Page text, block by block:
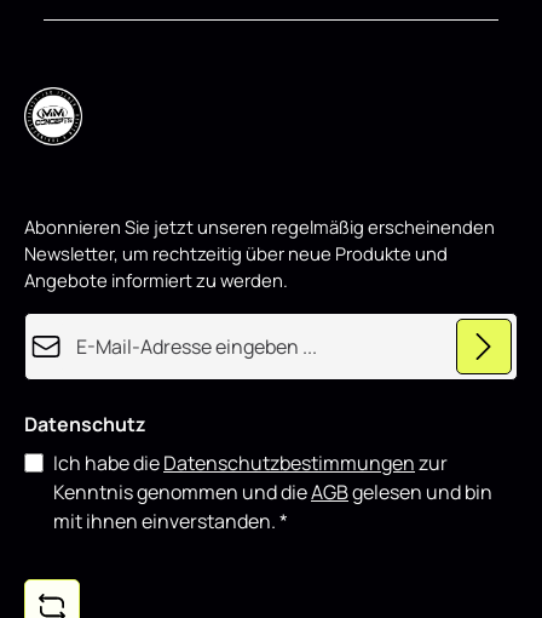
Abonnieren Sie jetzt unseren regelmäßig erscheinenden
Newsletter, um rechtzeitig über neue Produkte und
Angebote informiert zu werden.
E-Mail-Adresse*
Datenschutz
Ich habe dieDatenschutzbestimmungenzur
Kenntnis genommen und dieAGBgelesen und bin
mit ihnen einverstanden.*